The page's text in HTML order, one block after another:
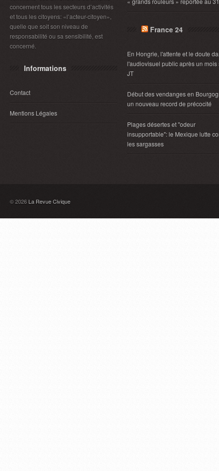
concernent tous les secteurs d’activités
et tous les citoyens: «l’acteur-citoyen»,
quelle que soit son niveau de
responsabilité ou sa sensibilité, est
concerné.
Informations
Contact
Mentions Légales
France 24
En Hongrie, l'attente et le doute
l'audiovisuel public après un mois
JT
Début des vendanges en
un nouveau record de précocité
Plages désertes et "odeur
insupportable": le Mexique lutte
les sargasses
© 2026 La Revue Civique